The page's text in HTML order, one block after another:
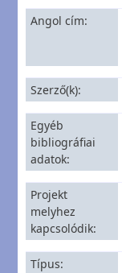
Angol cím
Szerző(k)
Egyéb
bibliográfiai
adatok
Projekt
melyhez
kapcsolódik
Típus